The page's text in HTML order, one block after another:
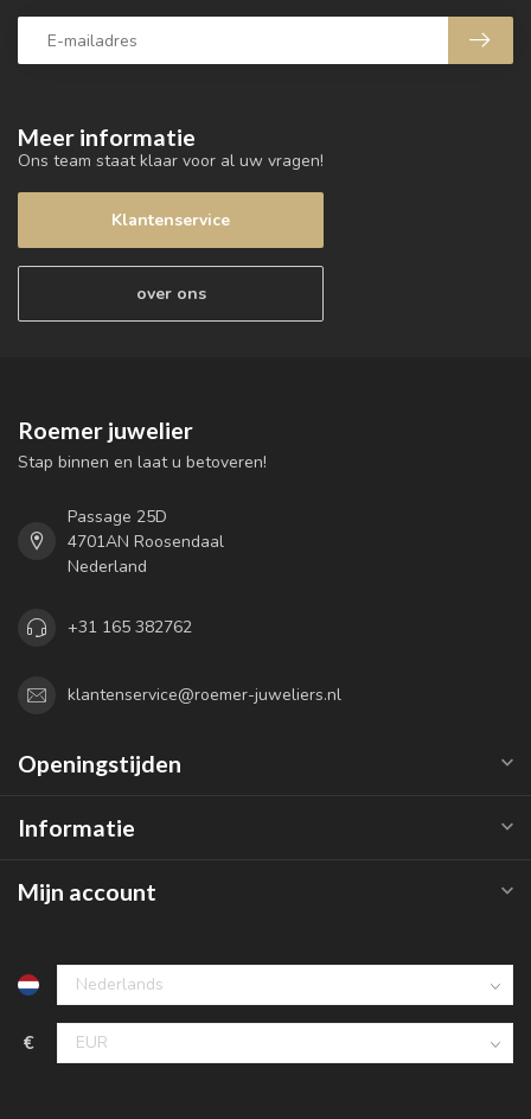
Meer informatie
Ons team staat klaar voor al uw vragen!
Klantenservice
over ons
Roemer juwelier
Stap binnen en laat u betoveren!
Passage 25D
4701AN Roosendaal
Nederland
+31 165 382762
klantenservice@roemer-juweliers.nl
Openingstijden
Informatie
Mijn account
€